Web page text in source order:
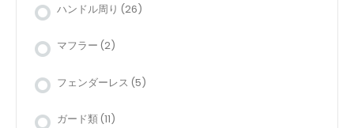
ハンドル周り (26)
マフラー (2)
フェンダーレス (5)
ガード類 (11)